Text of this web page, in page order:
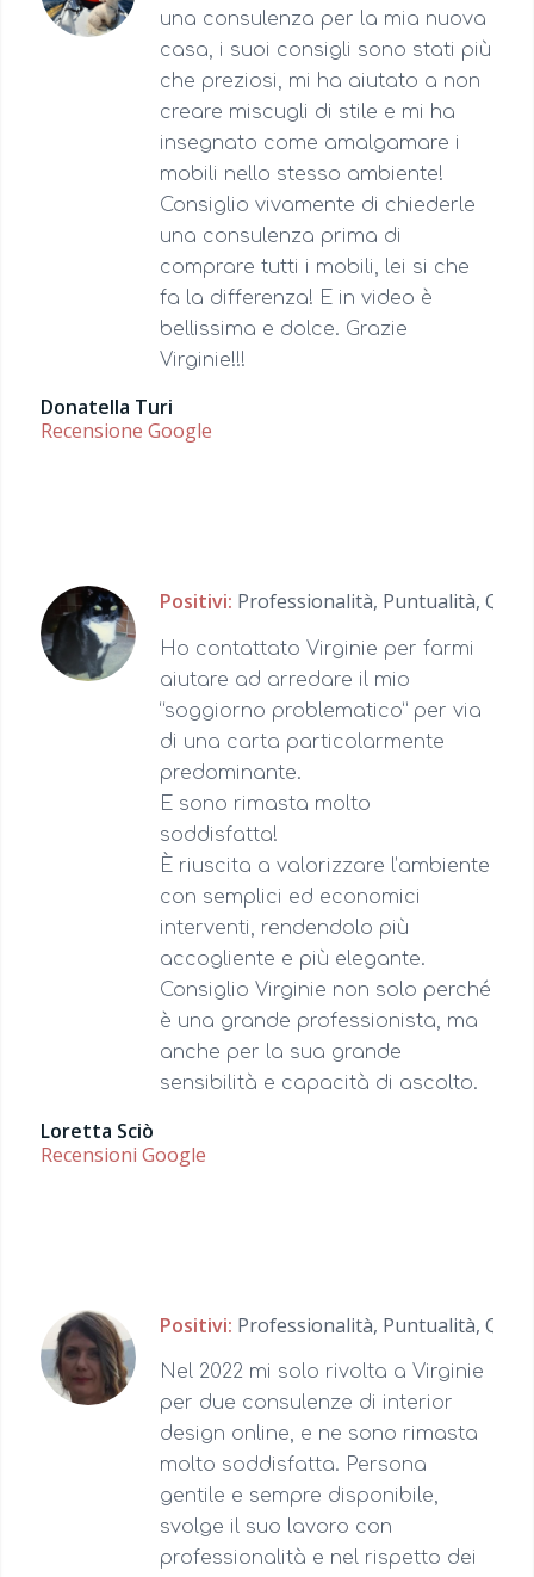
una consulenza per la mia nuova
casa, i suoi consigli sono stati più
che preziosi, mi ha aiutato a non
creare miscugli di stile e mi ha
insegnato come amalgamare i
mobili nello stesso ambiente!
Consiglio vivamente di chiederle
una consulenza prima di
comprare tutti i mobili, lei si che
fa la differenza! E in video è
bellissima e dolce. Grazie
Virginie!!!
Donatella Turi
Recensione Google
Positivi: Professionalità, Puntualità,
Ho contattato Virginie per farmi
aiutare ad arredare il mio
“soggiorno problematico” per via
di una carta particolarmente
predominante.
E sono rimasta molto
soddisfatta!
È riuscita a valorizzare l’ambiente
con semplici ed economici
interventi, rendendolo più
accogliente e più elegante.
Consiglio Virginie non solo perché
è una grande professionista, ma
anche per la sua grande
sensibilità e capacità di ascolto.
Loretta Sciò
Recensioni Google
Positivi: Professionalità, Puntualità,
Nel 2022 mi solo rivolta a Virginie
per due consulenze di interior
design online, e ne sono rimasta
molto soddisfatta. Persona
gentile e sempre disponibile,
svolge il suo lavoro con
professionalità e nel rispetto dei